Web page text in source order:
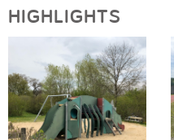
HIGHLIGHTS